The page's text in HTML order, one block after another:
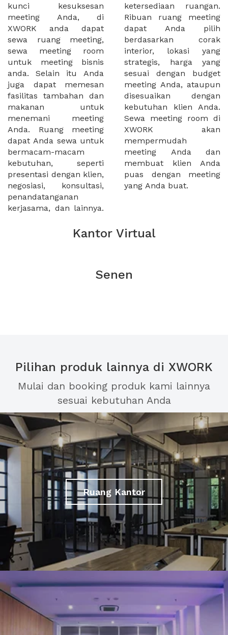
kunci kesuksesan
meeting Anda, di
XWORK anda dapat
sewa ruang meeting,
sewa meeting room
untuk meeting bisnis
anda. Selain itu Anda
juga dapat memesan
fasilitas tambahan dan
makanan untuk
menemani meeting
Anda. Ruang meeting
dapat Anda sewa untuk
bermacam-macam
kebutuhan, seperti
presentasi dengan klien,
negosiasi, konsultasi,
penandatanganan
kerjasama, dan lainnya.
ketersediaan ruangan.
Ribuan ruang meeting
dapat Anda pilih
berdasarkan corak
interior, lokasi yang
strategis, harga yang
sesuai dengan budget
meeting Anda, ataupun
disesuaikan dengan
kebutuhan klien Anda.
Sewa meeting room di
XWORK akan
mempermudah
meeting Anda dan
membuat klien Anda
puas dengan meeting
yang Anda buat.
Kantor Virtual
Senen
Pilihan produk lainnya di XWORK
Mulai dan booking produk kami lainnya
sesuai kebutuhan Anda
Ruang Kantor